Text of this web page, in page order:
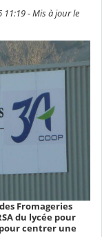
11:19 - Mis à jour le
Fromageries
du lycée pour
centrer une